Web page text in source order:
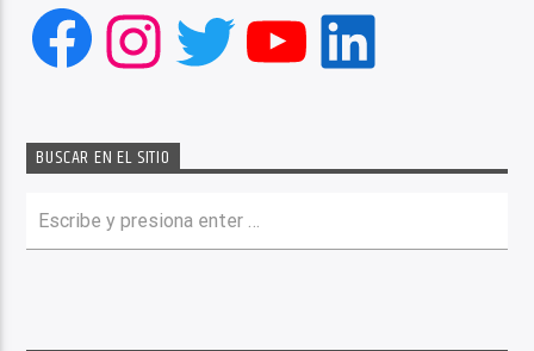
Facebook
Instagram
Twitter
YouTube
LinkedIn
BUSCAR EN EL SITIO